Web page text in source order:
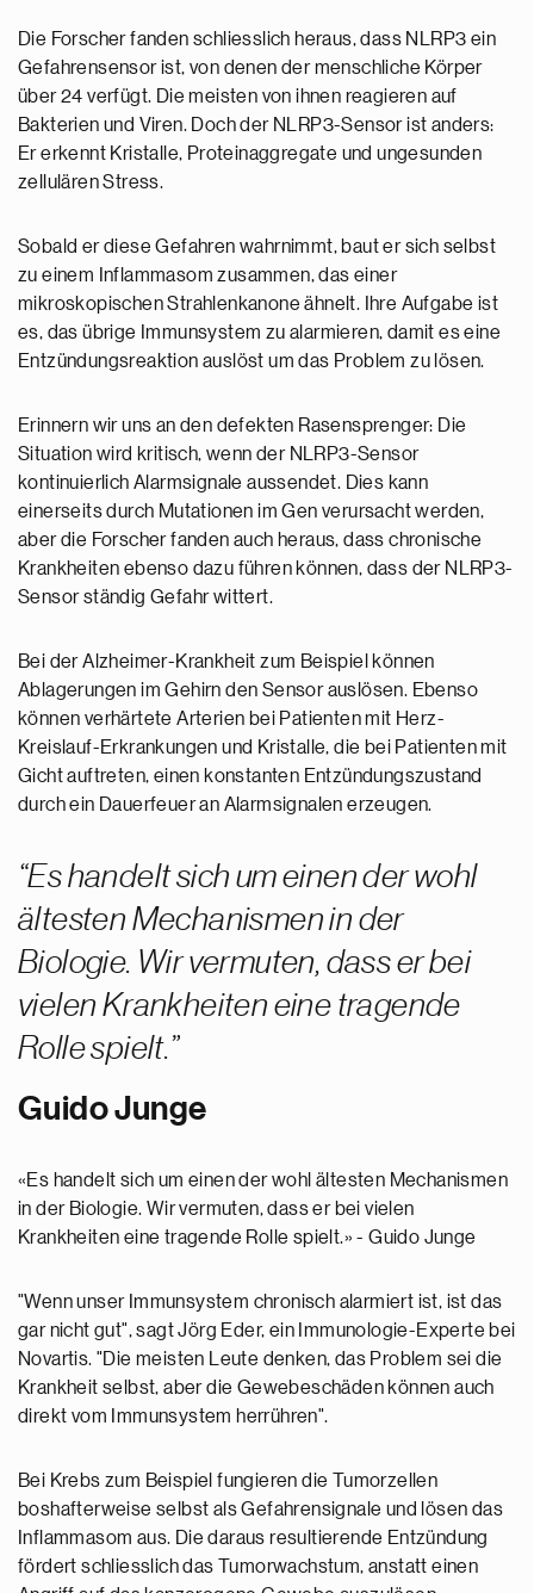
Die Forscher fanden schliesslich heraus, dass NLRP3 ein
Gefahrensensor ist, von denen der menschliche Körper
über 24 verfügt. Die meisten von ihnen reagieren auf
Bakterien und Viren. Doch der NLRP3-Sensor ist anders:
Er erkennt Kristalle, Proteinaggregate und ungesunden
zellulären Stress.
Sobald er diese Gefahren wahrnimmt, baut er sich selbst
zu einem Inflammasom zusammen, das einer
mikroskopischen Strahlenkanone ähnelt. Ihre Aufgabe ist
es, das übrige Immunsystem zu alarmieren, damit es eine
Entzündungsreaktion auslöst um das Problem zu lösen.
Erinnern wir uns an den defekten Rasensprenger: Die
Situation wird kritisch, wenn der NLRP3-Sensor
kontinuierlich Alarmsignale aussendet. Dies kann
einerseits durch Mutationen im Gen verursacht werden,
aber die Forscher fanden auch heraus, dass chronische
Krankheiten ebenso dazu führen können, dass der NLRP3-
Sensor ständig Gefahr wittert.
Bei der Alzheimer-Krankheit zum Beispiel können
Ablagerungen im Gehirn den Sensor auslösen. Ebenso
können verhärtete Arterien bei Patienten mit Herz-
Kreislauf-Erkrankungen und Kristalle, die bei Patienten mit
Gicht auftreten, einen konstanten Entzündungszustand
durch ein Dauerfeuer an Alarmsignalen erzeugen.
Es handelt sich um einen der wohl
ältesten Mechanismen in der
Biologie. Wir vermuten, dass er bei
vielen Krankheiten eine tragende
Rolle spielt.
Guido Junge
«Es handelt sich um einen der wohl ältesten Mechanismen
in der Biologie. Wir vermuten, dass er bei vielen
Krankheiten eine tragende Rolle spielt.» - Guido Junge
"Wenn unser Immunsystem chronisch alarmiert ist, ist das
gar nicht gut", sagt Jörg Eder, ein Immunologie-Experte bei
Novartis. "Die meisten Leute denken, das Problem sei die
Krankheit selbst, aber die Gewebeschäden können auch
direkt vom Immunsystem herrühren".
Bei Krebs zum Beispiel fungieren die Tumorzellen
boshafterweise selbst als Gefahrensignale und lösen das
Inflammasom aus. Die daraus resultierende Entzündung
fördert schliesslich das Tumorwachstum, anstatt einen